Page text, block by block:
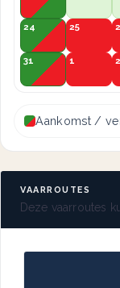
24 25
31 1 2
Aankomst /
VAARROUTES
Deze vaarroutes